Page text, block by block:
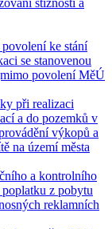
stížností a
ke stání
se stanovenou
povolení MěÚ
při realizaci
a do pozemků v
výkopů a
na území města
a kontrolního
z pobytu
reklamních